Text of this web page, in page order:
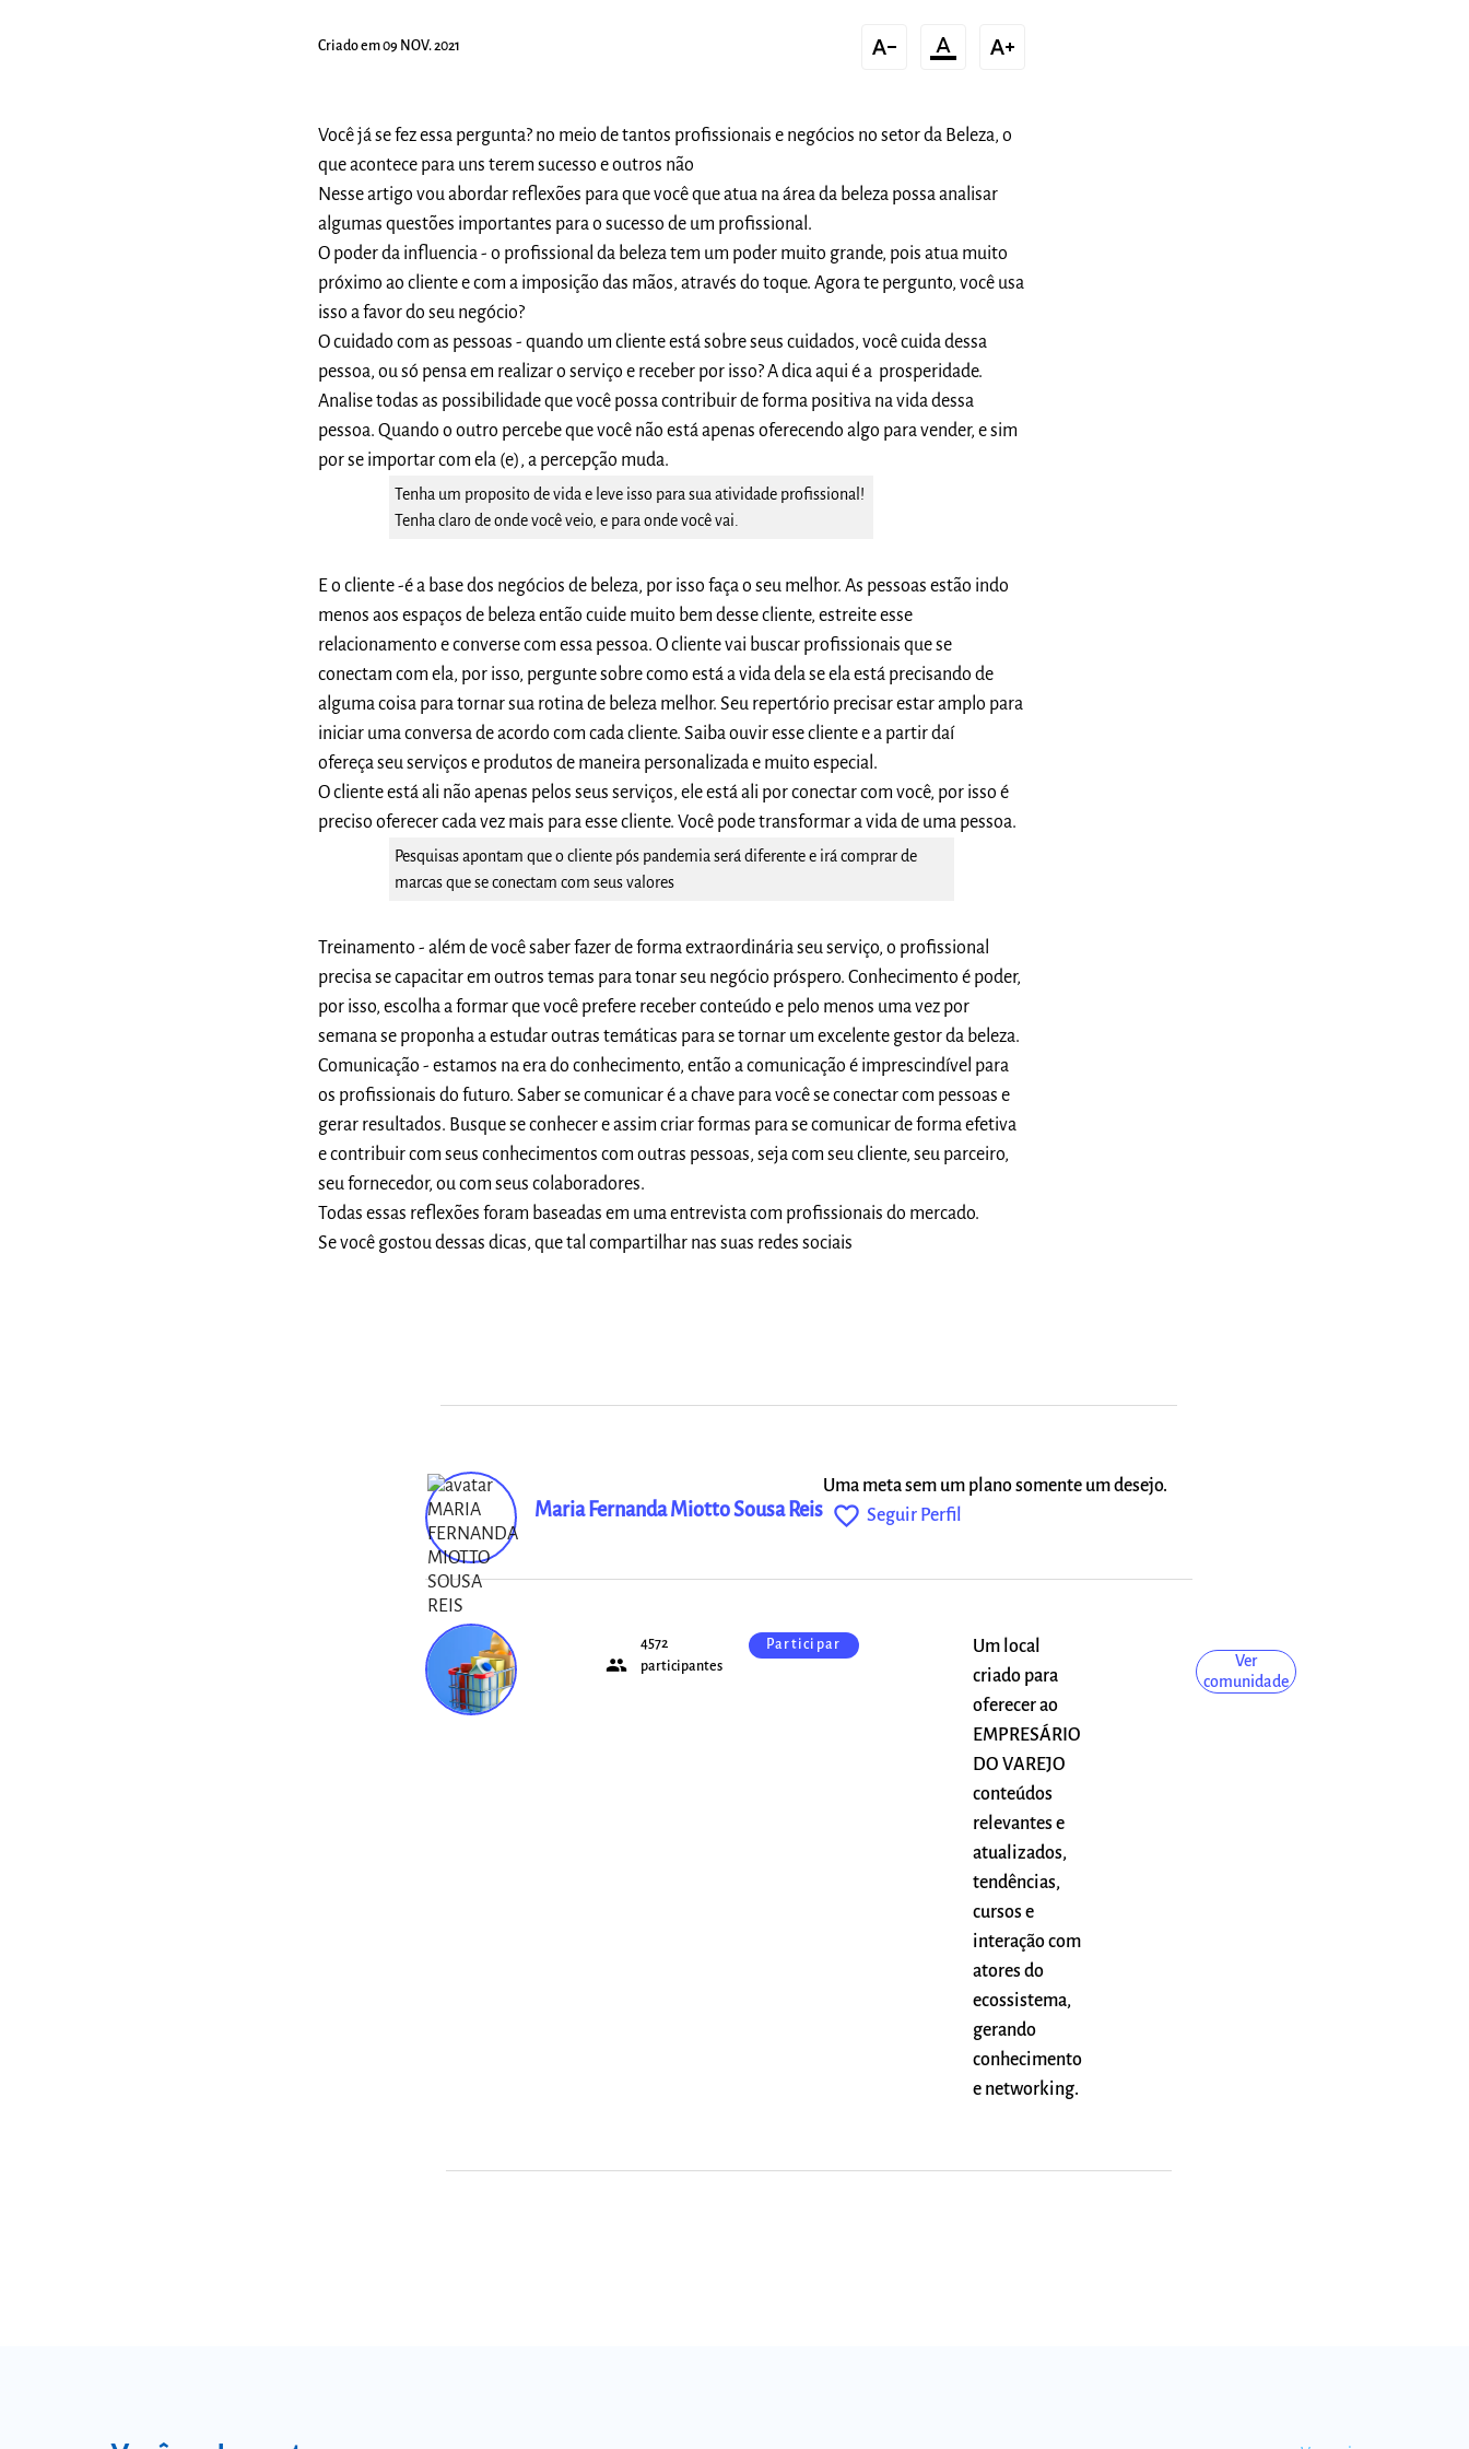
Criado em 09 NOV. 2021 text_decrease format_color_text text_increase
Você já se fez essa pergunta? no meio de tantos profissionais e negócios no setor da Beleza, o
que acontece para uns terem sucesso e outros não
Nesse artigo vou abordar reflexões para que você que atua na área da beleza possa analisar
algumas questões importantes para o sucesso de um profissional.
O poder da influencia - o profissional da beleza tem um poder muito grande, pois atua muito
próximo ao cliente e com a imposição das mãos, através do toque. Agora te pergunto, você usa
isso a favor do seu negócio?
O cuidado com as pessoas - quando um cliente está sobre seus cuidados, você cuida dessa
pessoa, ou só pensa em realizar o serviço e receber por isso? A dica aqui é a prosperidade.
Analise todas as possibilidade que você possa contribuir de forma positiva na vida dessa
pessoa. Quando o outro percebe que você não está apenas oferecendo algo para vender, e sim
por se importar com ela (e), a percepção muda.
Tenha um proposito de vida e leve isso para sua atividade profissional!
Tenha claro de onde você veio, e para onde você vai.
E o cliente -é a base dos negócios de beleza, por isso faça o seu melhor. As pessoas estão indo
menos aos espaços de beleza então cuide muito bem desse cliente, estreite esse
relacionamento e converse com essa pessoa. O cliente vai buscar profissionais que se
conectam com ela, por isso, pergunte sobre como está a vida dela se ela está precisando de
alguma coisa para tornar sua rotina de beleza melhor. Seu repertório precisar estar amplo para
iniciar uma conversa de acordo com cada cliente. Saiba ouvir esse cliente e a partir daí
ofereça seu serviços e produtos de maneira personalizada e muito especial.
O cliente está ali não apenas pelos seus serviços, ele está ali por conectar com você, por isso é
preciso oferecer cada vez mais para esse cliente. Você pode transformar a vida de uma pessoa.
Pesquisas apontam que o cliente pós pandemia será diferente e irá comprar de
marcas que se conectam com seus valores
Treinamento - além de você saber fazer de forma extraordinária seu serviço, o profissional
precisa se capacitar em outros temas para tonar seu negócio próspero. Conhecimento é poder,
por isso, escolha a formar que você prefere receber conteúdo e pelo menos uma vez por
semana se proponha a estudar outras temáticas para se tornar um excelente gestor da beleza.
Comunicação - estamos na era do conhecimento, então a comunicação é imprescindível para
os profissionais do futuro. Saber se comunicar é a chave para você se conectar com pessoas e
gerar resultados. Busque se conhecer e assim criar formas para se comunicar de forma efetiva
e contribuir com seus conhecimentos com outras pessoas, seja com seu cliente, seu parceiro,
seu fornecedor, ou com seus colaboradores.
Todas essas reflexões foram baseadas em uma entrevista com profissionais do mercado.
Se você gostou dessas dicas, que tal compartilhar nas suas redes sociais
Maria Fernanda Miotto Sousa Reis
Uma meta sem um plano somente um desejo.
favorite_outline Seguir Perfil
Varejo people
4572
participantes
Participar
Um local
criado para
oferecer ao
EMPRESÁRIO
DO VAREJO
conteúdos
relevantes e
atualizados,
tendências,
cursos e
interação com
atores do
ecossistema,
gerando
conhecimento
e networking.
Ver
comunidade